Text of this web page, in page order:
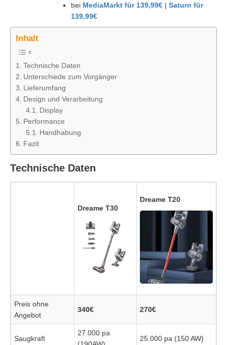
bei MediaMarkt für 139,99€ | Saturn für
139,99€
Inhalt
Technische Daten
Unterschiede zum Vorgänger
Lieferumfang
Design und Verarbeitung
Display
Performance
Handhabung
Fazit
Technische Daten
Dreame T30
Dreame T20
Preis ohne
Angebot
340€ 270€
Saugkraft
27.000 pa
25.000 pa (150 AW)